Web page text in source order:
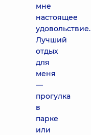
мне
настоящее
удовольствие.
Лучший
отдых
для
меня
—
прогулка
в
парке
или